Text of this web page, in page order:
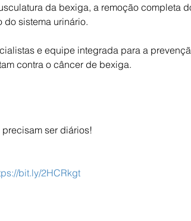
da bexiga, a remoção completa
do sistema urinário.
e equipe integrada para a
contra o câncer de bexiga.
ser diários!
bit.ly/2HCRkgt